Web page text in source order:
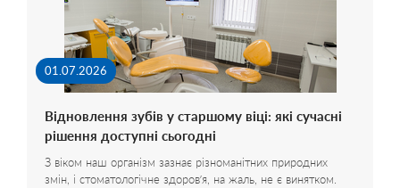
01.07.2026
Відновлення зубів у старшому віці: які сучасні
рішення доступні сьогодні
З віком наш організм зазнає різноманітних природних
змін, і стоматологічне здоров’я, на жаль, не є винятком.